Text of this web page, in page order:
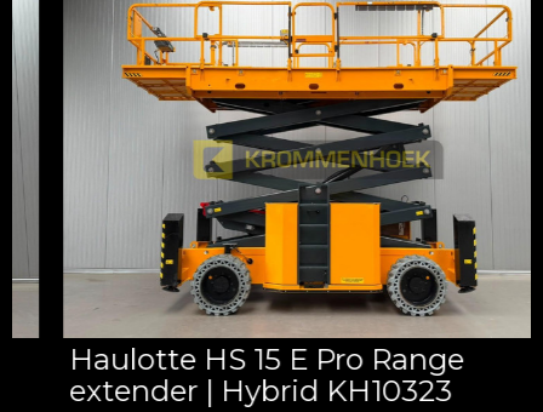
Haulotte HS 15 E Pro Range
extender | Hybrid KH10323